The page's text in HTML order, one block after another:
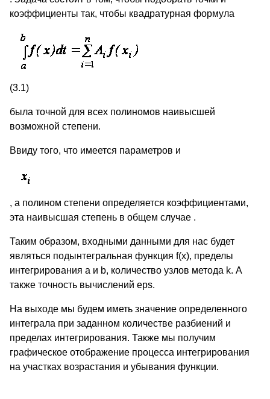
коэффициенты так, чтобы квадратурная формула
(3.1)
была точной для всех полиномов наивысшей
возможной степени.
Ввиду того, что имеется параметров и
, а полином степени определяется коэффициентами,
эта наивысшая степень в общем случае .
Таким образом, входными данными для нас будет
являться подынтегральная функция f(x), пределы
интегрирования a и b, количество узлов метода k. А
также точность вычислений eps.
На выходе мы будем иметь значение определенного
интеграла при заданном количестве разбиений и
пределах интегрирования. Также мы получим
графическое отображение процесса интегрирования
на участках возрастания и убывания функции.